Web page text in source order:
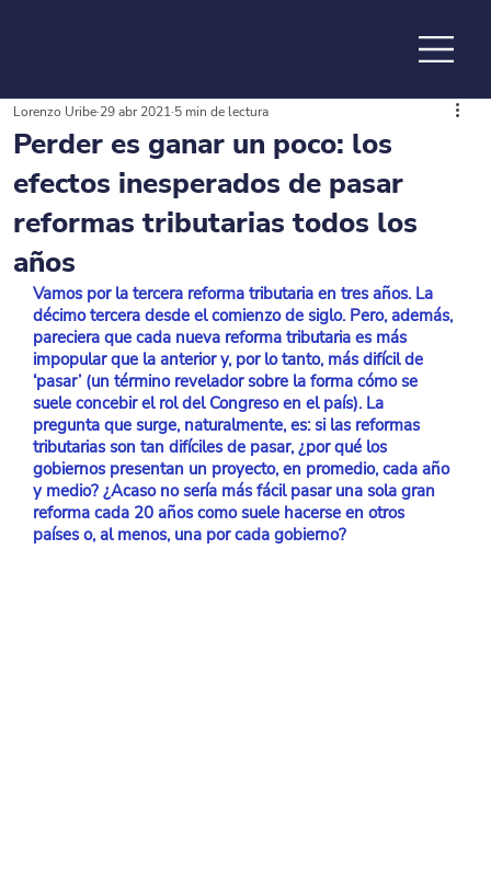
de la
Perder es ganar un poco: los
efectos inesperados de pasar
reformas tributarias todos los
años
Lorenzo Uribe 29 abr 2021 5 min de lectura
Vamos por la tercera reforma tributaria en tres años. La
décimo tercera desde el comienzo de siglo. Pero, además,
pareciera que cada nueva reforma tributaria es más
impopular que la anterior y, por lo tanto, más difícil de
‘pasar’ (un término revelador sobre la forma cómo se
suele concebir el rol del Congreso en el país). La
pregunta que surge, naturalmente, es: si las reformas
tributarias son tan difíciles de pasar, ¿por qué los
gobiernos presentan un proyecto, en promedio, cada año
y medio? ¿Acaso no sería más fácil pasar una sola gran
reforma cada 20 años como suele hacerse en otros
países o, al menos, una por cada gobierno?